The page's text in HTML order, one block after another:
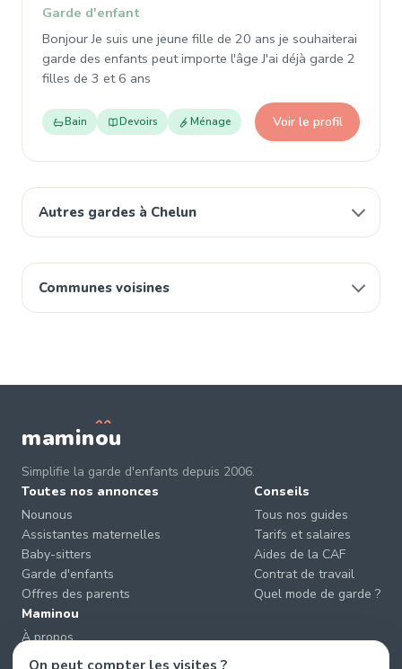
Autres gardes à Chelun
Communes voisines
Garde d'enfant
Bonjour Je suis une jeune fille de 20 ans je souhaiterai
garde des enfants peut importe l'âge J'ai déjà garde 2
filles de 3 et 6 ans
Bain Devoirs Ménage Voir le profil
maminou
Simplifie la garde d'enfants depuis 2006.
Toutes nos annonces
Nounous
Assistantes maternelles
Baby-sitters
Garde d'enfants
Offres des parents
Conseils
Tous nos guides
Tarifs et salaires
Aides de la CAF
Contrat de travail
Quel mode de garde ?
Maminou
À propos
Nous contacter
On peut compter les visites ?